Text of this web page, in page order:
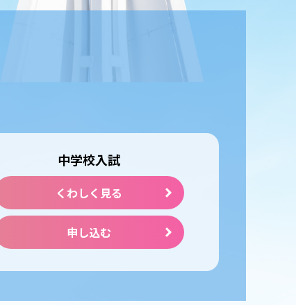
中学校入試
くわしく見る
申し込む